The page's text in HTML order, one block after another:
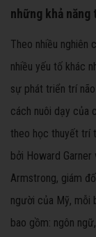
những khả năng
Theo nhiều nghiên
nhiều yếu tố khác
sự phát triển trí
cách nuôi dạy của
theo học thuyết trí
bởi Howard
Armstrong, giám
người của Mỹ, mỗi
bao gồm: ngôn